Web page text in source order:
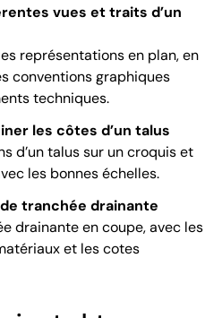
vues et traits d’un
représentations en plan, en
conventions graphiques
techniques.
les côtes d’un talus
d’un talus sur un croquis et
les bonnes échelles.
tranchée drainante
drainante en coupe, avec les
et les cotes